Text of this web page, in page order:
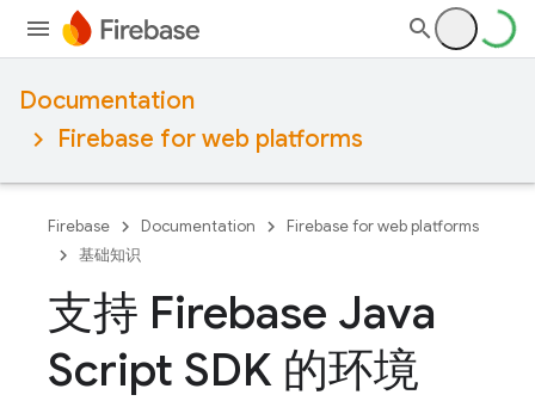
Documentation
Firebase for web platforms
Firebase Documentation
Firebase for web platforms
基础知识
支持 Firebase Java
Script SDK 的环境